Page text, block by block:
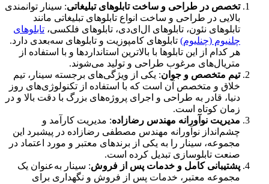
تخصص در طراحی و ساخت تابلوهای تبلیغاتی: سینار توانمندی
بالایی در طراحی و ساخت انواع تابلوهای تبلیغاتی مانند
تابلوهای نئون، تابلوهای ال‌ای‌دی، تابلوهای فلکسی، تابلوهای
چلنیوم (چنلیوم) تابلوهای کامپوزیت و تابلوهای سه‌بعدی دارد.
هر کدام از این تابلوها با بالاترین استانداردها و با استفاده از
متریال‌های مرغوب طراحی و تولید می‌شوند.
تیم متخصص و جوان: یکی از ویژگی‌های برجسته سینار، تیم
خلاق و متخصص آن است که با استفاده از تکنولوژی‌های روز
دنیا، قادر به طراحی و اجرای پروژه‌های بزرگ با دقت بالا و در
زمان کوتاه است.
مدیریت نوآورانه مهندس رضازاده: مدیریت کارآمد و
چشم‌انداز نوآورانه مهندس مصطفی رضازاده در پیشبرد این
مجموعه، سینار را به یکی از برندهای معتبر و مورد اعتماد در
صنعت تابلوسازی تبدیل کرده است.
پشتیبانی کامل و خدمات پس از فروش: سینار به‌عنوان یک
مجموعه معتبر، خدمات پس از فروش و نگهداری برای